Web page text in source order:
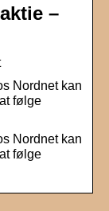
–
Nordnet kan
følge
Nordnet kan
følge